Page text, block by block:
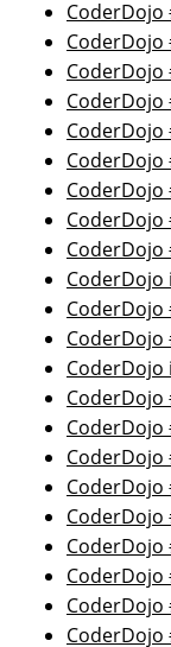
CoderDojo
CoderDojo
CoderDojo
CoderDojo
CoderDojo
CoderDojo
CoderDojo
CoderDojo
CoderDojo
CoderDojo
CoderDojo
CoderDojo
CoderDojo
CoderDojo
CoderDojo
CoderDojo
CoderDojo
CoderDojo
CoderDojo
CoderDojo
CoderDojo
CoderDojo